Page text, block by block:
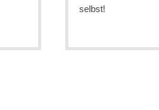
selbst!